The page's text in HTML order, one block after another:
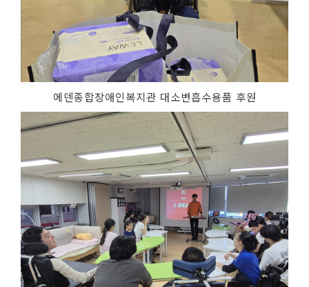
에덴종합장애인복지관 대소변흡수용품 후원